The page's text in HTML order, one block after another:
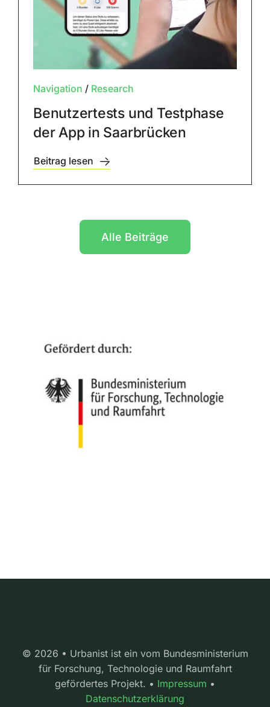
Navigation / Research
Benutzertests und Testphase
der App in Saarbrücken
Beitrag lesen
Alle Beiträge
© 2026 • Urbanist ist ein vom Bundesministerium
für Forschung, Technologie und Raumfahrt
gefördertes Projekt. • Impressum •
Datenschutzerklärung